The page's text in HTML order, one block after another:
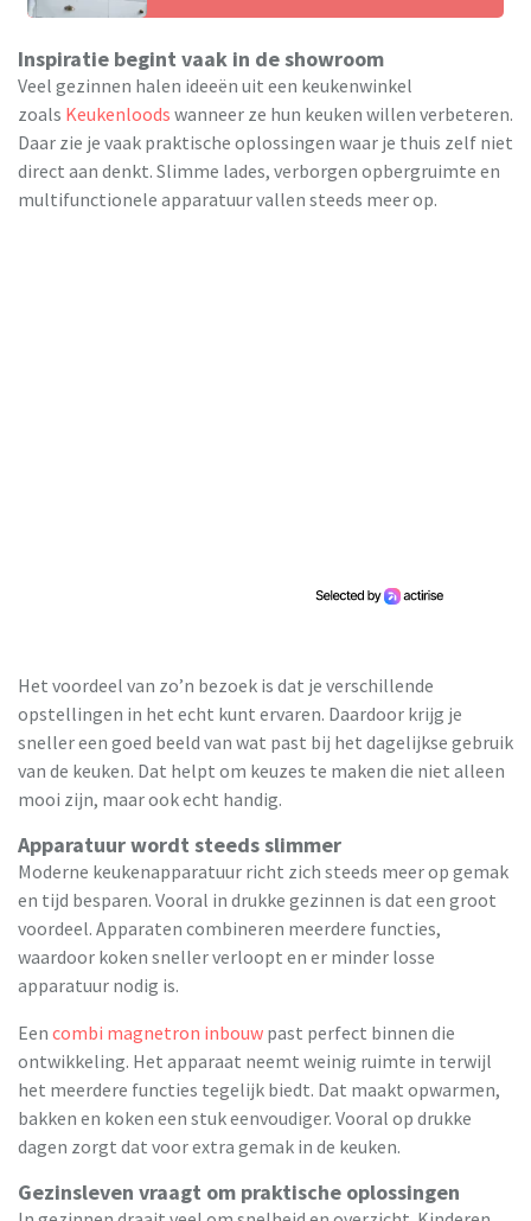
Inspiratie begint vaak in de showroom
Veel gezinnen halen ideeën uit een keukenwinkel
zoals Keukenloods wanneer ze hun keuken willen verbeteren.
Daar zie je vaak praktische oplossingen waar je thuis zelf niet
direct aan denkt. Slimme lades, verborgen opbergruimte en
multifunctionele apparatuur vallen steeds meer op.
Het voordeel van zo’n bezoek is dat je verschillende
opstellingen in het echt kunt ervaren. Daardoor krijg je
sneller een goed beeld van wat past bij het dagelijkse gebruik
van de keuken. Dat helpt om keuzes te maken die niet alleen
mooi zijn, maar ook echt handig.
Apparatuur wordt steeds slimmer
Moderne keukenapparatuur richt zich steeds meer op gemak
en tijd besparen. Vooral in drukke gezinnen is dat een groot
voordeel. Apparaten combineren meerdere functies,
waardoor koken sneller verloopt en er minder losse
apparatuur nodig is.
Een combi magnetron inbouw past perfect binnen die
ontwikkeling. Het apparaat neemt weinig ruimte in terwijl
het meerdere functies tegelijk biedt. Dat maakt opwarmen,
bakken en koken een stuk eenvoudiger. Vooral op drukke
dagen zorgt dat voor extra gemak in de keuken.
Gezinsleven vraagt om praktische oplossingen